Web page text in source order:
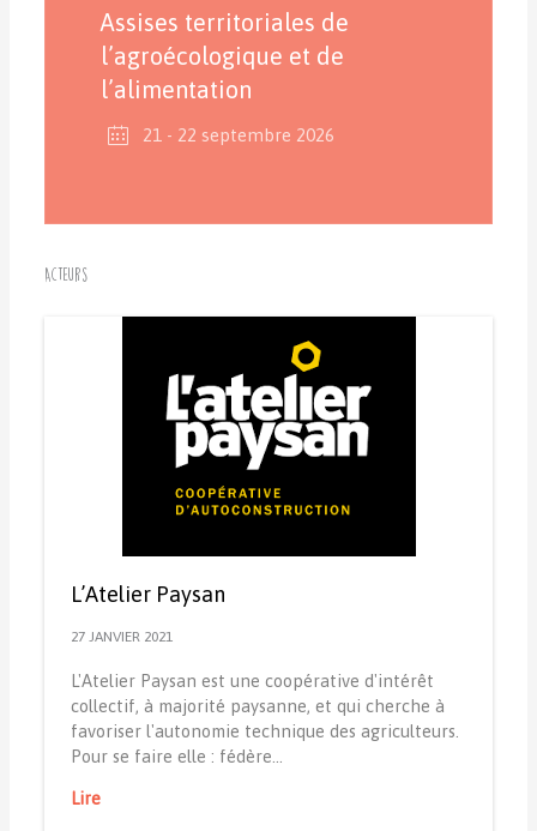
Assises territoriales de
l’agroécologique et de
l’alimentation
21 - 22 septembre 2026
Acteurs
L’Atelier Paysan
27 JANVIER 2021
L'Atelier Paysan est une coopérative d'intérêt
collectif, à majorité paysanne, et qui cherche à
favoriser l'autonomie technique des agriculteurs.
Pour se faire elle : fédère…
Lire